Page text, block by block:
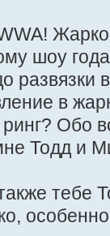
шоу
развязки
в
Обо
Тодд и
тебе